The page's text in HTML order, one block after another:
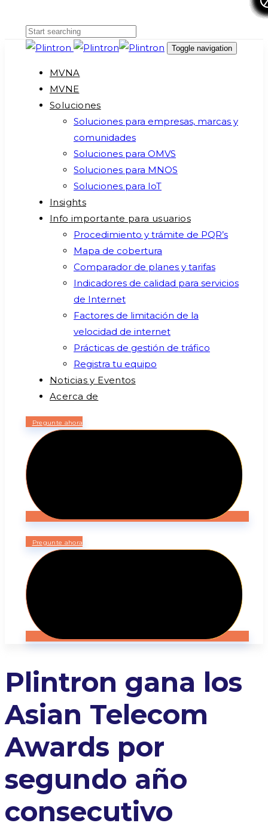
primary
content
Toggle navigation
MVNA
MVNE
Soluciones
Soluciones para empresas, marcas y
comunidades
Soluciones para OMVS
Soluciones para MNOS
Soluciones para IoT
Insights
Info importante para usuarios
Procedimiento y trámite de PQR’s
Mapa de cobertura
Comparador de planes y tarifas
Indicadores de calidad para servicios
de Internet
Factores de limitación de la
velocidad de internet
Prácticas de gestión de tráfico
Registra tu equipo
Noticias y Eventos
Acerca de
Pregunte ahora
Pregunte ahora
Plintron gana los
Asian Telecom
Awards por
segundo año
consecutivo